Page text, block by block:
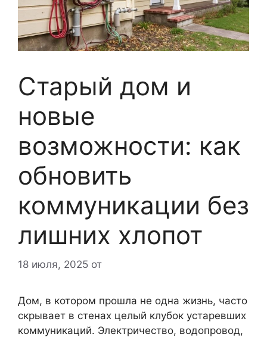
Старый дом и
новые
возможности: как
обновить
коммуникации без
лишних хлопот
18 июля, 2025 от
Дом, в котором прошла не одна жизнь, часто
скрывает в стенах целый клубок устаревших
коммуникаций. Электричество, водопровод,